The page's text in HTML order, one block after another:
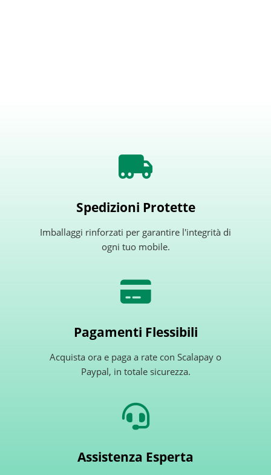
Spedizioni Protette
Imballaggi rinforzati per garantire l'integrità di
ogni tuo mobile.
Pagamenti Flessibili
Acquista ora e paga a rate con Scalapay o
Paypal, in totale sicurezza.
Assistenza Esperta